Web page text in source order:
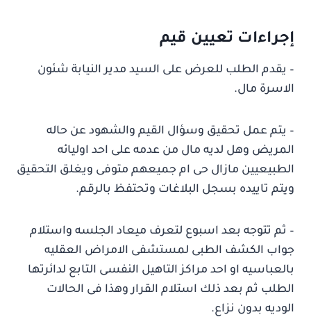
إجراءات تعيين قيم
– يقدم الطلب للعرض على السيد مدير النيابة شئون
الاسرة مال.
– يتم عمل تحقيق وسؤال القيم والشهود عن حاله
المريض وهل لديه مال من عدمه على احد اوليائه
الطبيعيين مازال حى ام جميعهم متوفى ويغلق التحقيق
ويتم تاييده بسجل البلاغات وتحتفظ بالرقم.
– ثم تتوجه بعد اسبوع لتعرف ميعاد الجلسه واستلام
جواب الكشف الطبى لمستشفى الامراض العقليه
بالعباسيه او احد مراكز التاهيل النفسى التابع لدائرتها
الطلب ثم بعد ذلك استلام القرار وهذا فى الحالات
الوديه بدون نزاع.